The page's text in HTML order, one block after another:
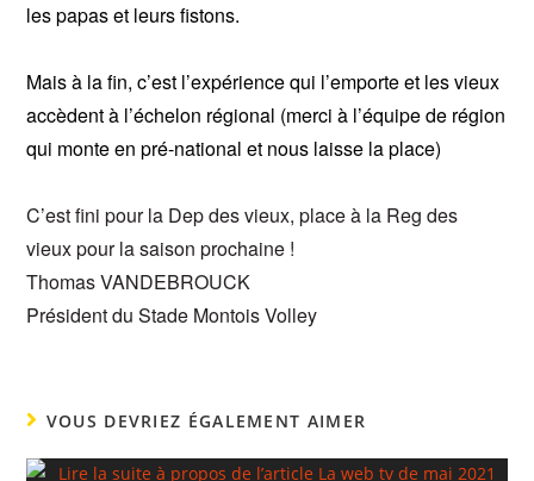
les papas et leurs fistons.
Mais à la fin, c’est l’expérience qui l’emporte et les vieux
accèdent à l’échelon régional (merci à l’équipe de région
qui monte en pré-national et nous laisse la place)
C’est fini pour la Dep des vieux, place à la Reg des
vieux pour la saison prochaine !
Thomas VANDEBROUCK
Président du Stade Montois Volley
VOUS DEVRIEZ ÉGALEMENT AIMER